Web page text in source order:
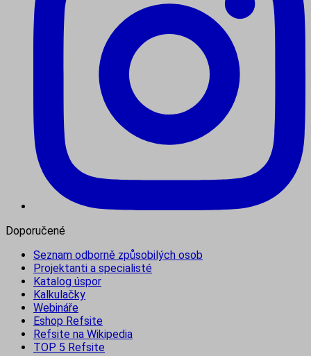
Doporučené
Seznam odborně způsobilých osob
Projektanti a specialisté
Katalog úspor
Kalkulačky
Webináře
Eshop Refsite
Refsite na Wikipedia
TOP 5 Refsite